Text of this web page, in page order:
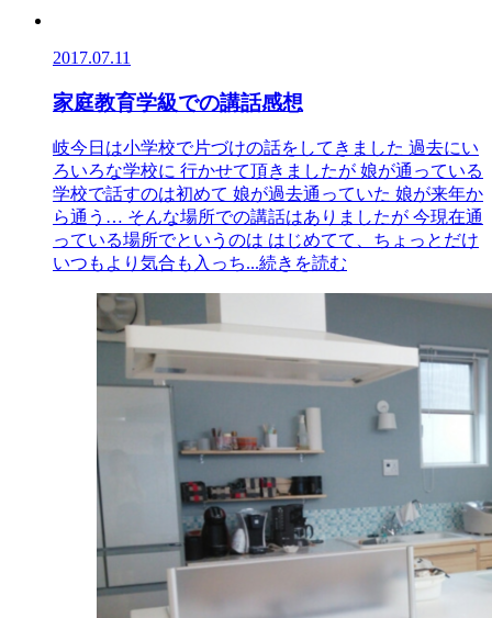
2017.07.11
家庭教育学級での講話感想
岐今日は小学校で片づけの話をしてきました 過去にい
ろいろな学校に 行かせて頂きましたが 娘が通っている
学校で話すのは初めて 娘が過去通っていた 娘が来年か
ら通う… そんな場所での講話はありましたが 今現在通
っている場所でというのは はじめてて、ちょっとだけ
いつもより気合も入っち...続きを読む